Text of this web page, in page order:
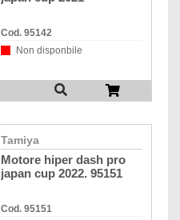
Cod. 95142
Non disponbile
tamiya
motore hiper dash pro
japan cup 2022. 95151
Cod. 95151